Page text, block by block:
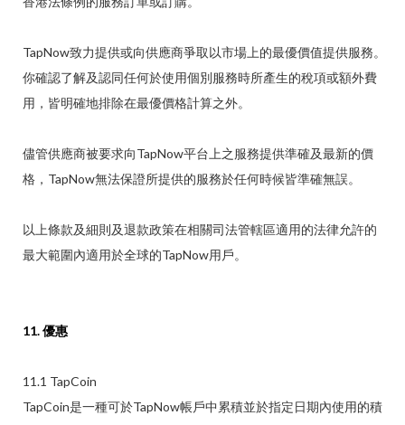
TapNow致力提供或向供應商爭取以市場上的最優價值提供服務。
你確認了解及認同任何於使用個別服務時所產生的稅項或額外費
用，皆明確地排除在最優價格計算之外。
儘管供應商被要求向TapNow平台上之服務提供準確及最新的價
格，TapNow無法保證所提供的服務於任何時候皆準確無誤。
以上條款及細則及退款政策在相關司法管轄區適用的法律允許的
最大範圍內適用於全球的TapNow用戶。
11. 優惠
11.1 TapCoin
TapCoin是一種可於TapNow帳戶中累積並於指定日期內使用的積